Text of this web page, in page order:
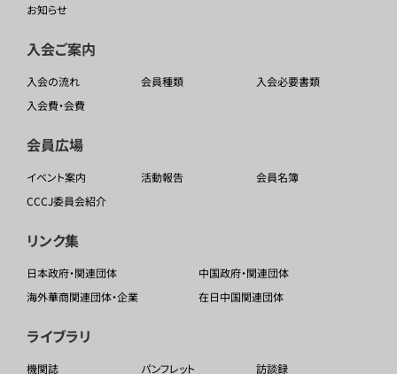
お知らせ
入会ご案内
入会の流れ 会員種類
入会必要書類
入会費・会費
会員広場
イベント案内 活動報告
会員名簿
CCCJ委員会紹介
リンク集
日本政府・関連団体
中国政府・関連団体
海外華商関連団体・企業
在日中国関連団体
ライブラリ
機関誌 パンフレット 訪談録